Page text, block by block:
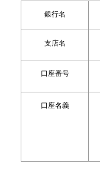
銀行名
支店名
口座番号
口座名義